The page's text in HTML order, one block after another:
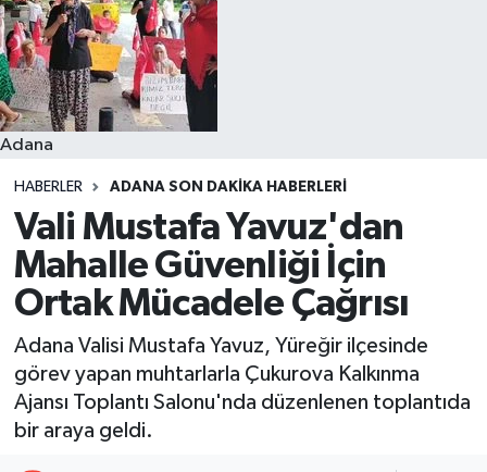
Adana
HABERLER ADANA SON DAKIKA HABERLERI
Vali Mustafa Yavuz'dan
Mahalle Güvenliği İçin
Ortak Mücadele Çağrısı
Adana Valisi Mustafa Yavuz, Yüreğir ilçesinde
görev yapan muhtarlarla Çukurova Kalkınma
Ajansı Toplantı Salonu'nda düzenlenen toplantıda
bir araya geldi.
Resmi İlanlar